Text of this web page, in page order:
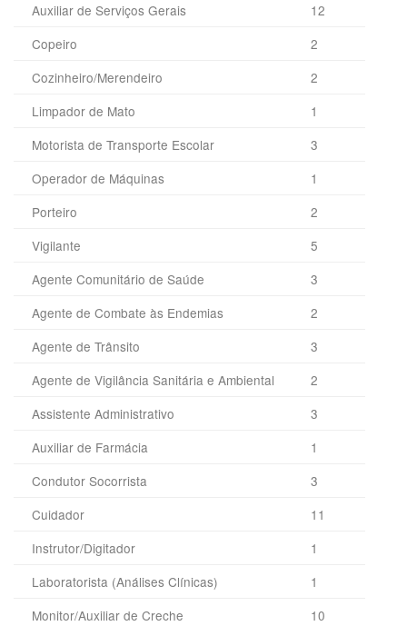
Auxiliar de Serviços Gerais
12
Copeiro
2
Cozinheiro/Merendeiro
2
Limpador de Mato
1
Motorista de Transporte Escolar
3
Operador de Máquinas
1
Porteiro
2
Vigilante
5
Agente Comunitário de Saúde
3
Agente de Combate às Endemias
2
Agente de Trânsito
3
Agente de Vigilância Sanitária e Ambiental
2
Assistente Administrativo
3
Auxiliar de Farmácia
1
Condutor Socorrista
3
Cuidador
11
Instrutor/Digitador
1
Laboratorista (Análises Clínicas)
1
Monitor/Auxiliar de Creche
10